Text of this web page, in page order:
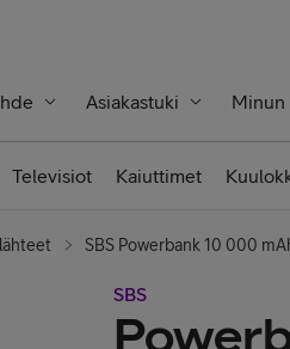
Asiakastuki Minun
Televisiot Kaiuttimet
SBS Powerbank 10 000
SBS